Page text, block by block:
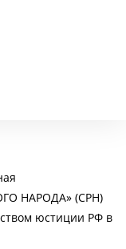
НАРОДА» (СРН)
юстиции РФ в